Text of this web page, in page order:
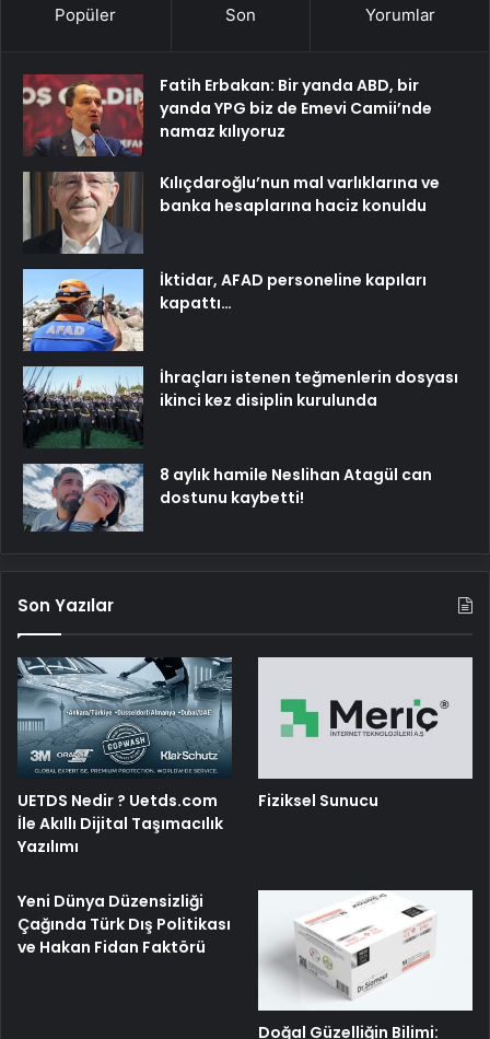
Popüler Son Yorumlar
Fatih Erbakan: Bir yanda ABD, bir
yanda YPG biz de Emevi Camii’nde
namaz kılıyoruz
Kılıçdaroğlu’nun mal varlıklarına ve
banka hesaplarına haciz konuldu
İktidar, AFAD personeline kapıları
kapattı…
İhraçları istenen teğmenlerin dosyası
ikinci kez disiplin kurulunda
8 aylık hamile Neslihan Atagül can
dostunu kaybetti!
Son Yazılar
UETDS Nedir ? Uetds.com
İle Akıllı Dijital Taşımacılık
Yazılımı
Fiziksel Sunucu
Yeni Dünya Düzensizliği
Çağında Türk Dış Politikası
ve Hakan Fidan Faktörü
Doğal Güzelliğin Bilimi: